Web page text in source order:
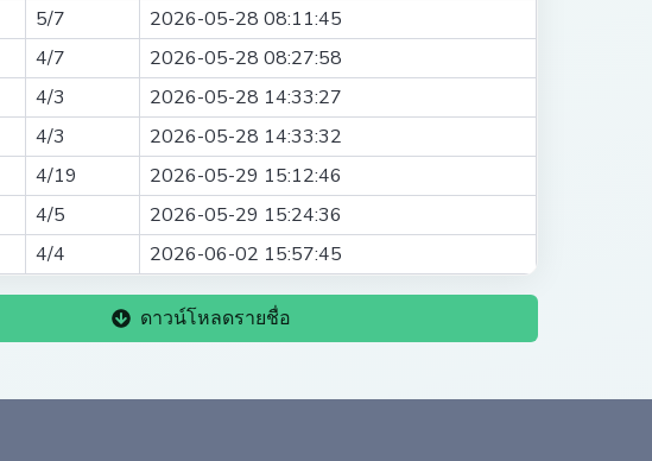
5/7
2026-05-28 08:11:45
4/7
2026-05-28 08:27:58
4/3
2026-05-28 14:33:27
4/3
2026-05-28 14:33:32
4/19
2026-05-29 15:12:46
4/5
2026-05-29 15:24:36
4/4 2026-06-02 15:57:45
ดาวน์โหลดรายชื่อ